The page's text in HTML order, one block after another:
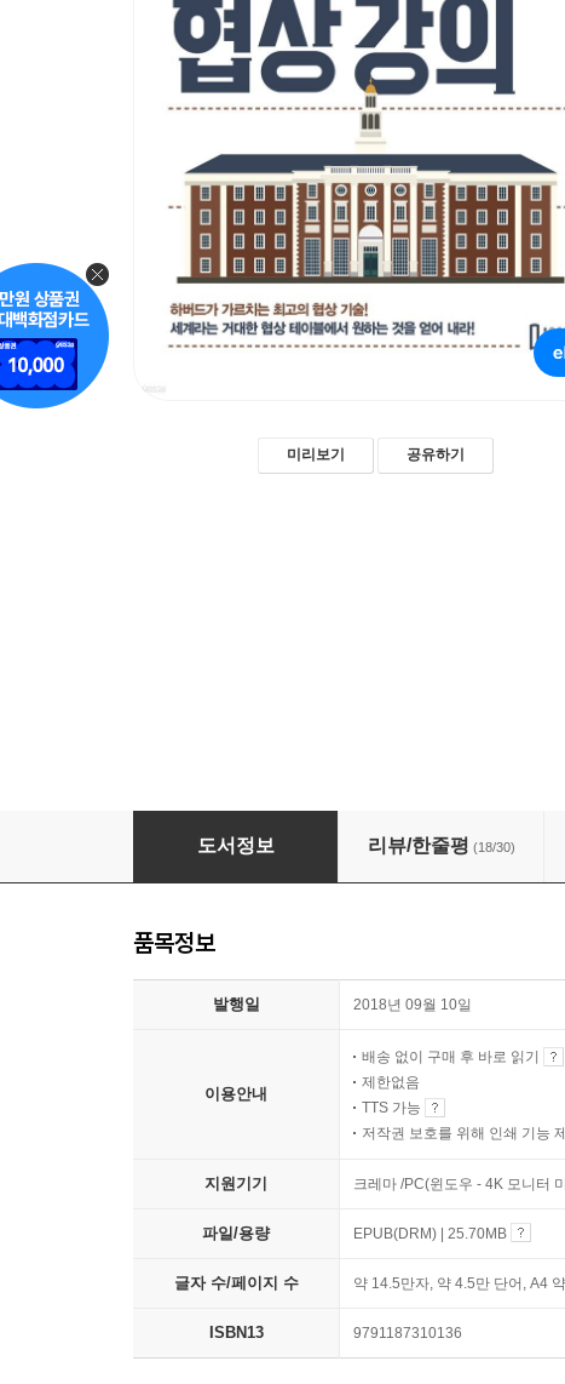
미리보기 공유하기
하버드 협상 강의
도서정보 리뷰/한줄평 (18/30)
품목정보
발행일 2018년 09월 10일
이용안내
배송 없이 구매 후 바로 읽기
제한없음
TTS 가능
저작권 보호를 위해 인쇄 기능
지원기기 크레마 /PC(윈도우 - 4K 모니터
파일/용량 EPUB(DRM) | 25.70MB
글자 수/페이지 수 약 14.5만자, 약 4.5만 단어, A4
ISBN13 9791187310136